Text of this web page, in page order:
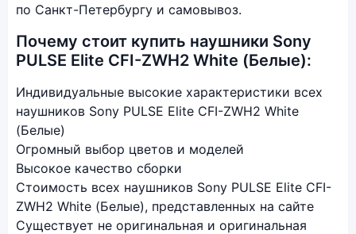
по Санкт-Петербургу и самовывоз.
Почему стоит купить наушники Sony
PULSE Elite CFI-ZWH2 White (Белые):
Индивидуальные высокие характеристики всех
наушников Sony PULSE Elite CFI-ZWH2 White
(Белые)
Огромный выбор цветов и моделей
Высокое качество сборки
Стоимость всех наушников Sony PULSE Elite CFI-
ZWH2 White (Белые), представленных на сайте
Существует не оригинальная и оригинальная